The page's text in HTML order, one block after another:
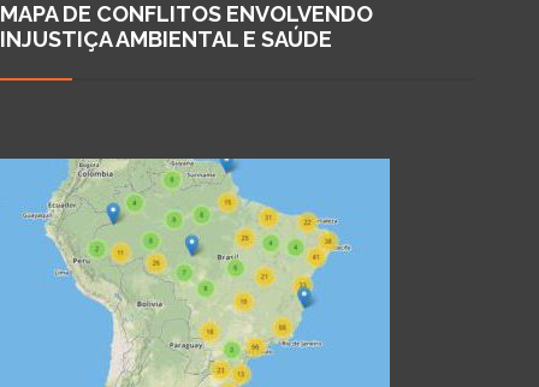
MAPA DE CONFLITOS ENVOLVENDO
INJUSTIÇA AMBIENTAL E SAÚDE